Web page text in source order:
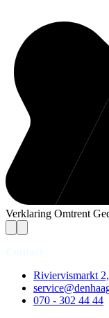
Verklaring Omtrent
Riviervismarkt
070 - 302 44 44